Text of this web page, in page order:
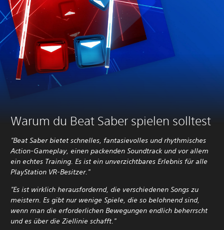
Warum du Beat Saber spielen solltest
"Beat Saber bietet schnelles, fantasievolles und rhythmisches
Action-Gameplay, einen packenden Soundtrack und vor allem
ein echtes Training. Es ist ein unverzichtbares Erlebnis für alle
PlayStation VR-Besitzer."
"Es ist wirklich herausfordernd, die verschiedenen Songs zu
meistern. Es gibt nur wenige Spiele, die so belohnend sind,
wenn man die erforderlichen Bewegungen endlich beherrscht
und es über die Ziellinie schafft."